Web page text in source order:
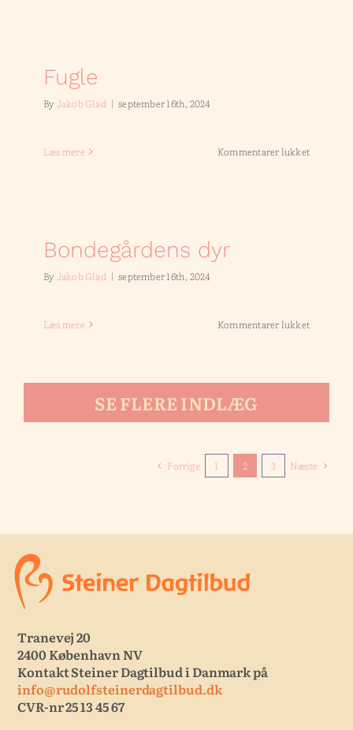
Fugle
ByJakob Glad | september 16th, 2024
Læs mere Kommentarer lukkettil
Bondegårdens dyr
ByJakob Glad | september 16th, 2024
Læs mere Kommentarer lukkettil
SE FLERE INDLÆG
Forrige 1 2 3 Næste
Tranevej 20
2400 København NV
Kontakt Steiner Dagtilbud i Danmark på
info@rudolfsteinerdagtilbud.dk
CVR-nr 25 13 45 67